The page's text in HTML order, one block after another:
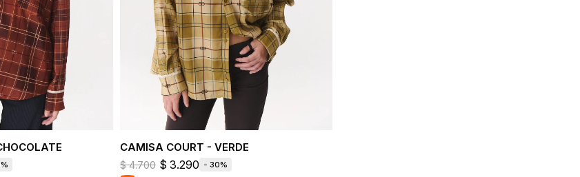
CAMISA COURT - VERDE
$ 4.700 $ 3.290 30